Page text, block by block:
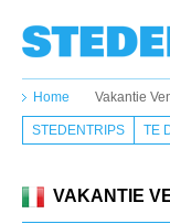
Home Vakantie
STEDENTRIPS TE
VAKANTIE